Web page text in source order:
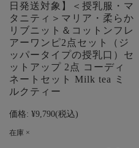
日発送対象】＜授乳服・マ
タニティ＞マリア・柔らか
リブニット＆コットンフレ
アーワンピ2点セット（ジ
ッパータイプの授乳口）セ
ットアップ 2点 コーディ
ネートセット Milk tea ミ
ルクティー
価格: ¥9,790(税込)
在庫 ×